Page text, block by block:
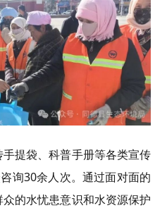
提袋、科普手册等各类宣传
询30余人次。通过面对面的
的水忧患意识和水资源保护